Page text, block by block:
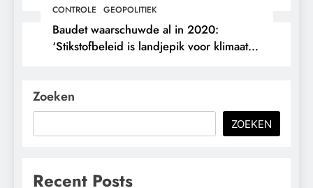
CONTROLE GEOPOLITIEK
Baudet waarschuwde al in 2020:
‘Stikstofbeleid is landjepik voor klimaat
Zoeken
ZOEKEN
Recent Posts